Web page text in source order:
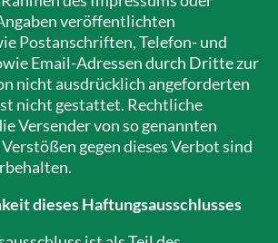
veröffentlichten
Postanschriften, Telefon- und
Email-Adressen durch Dritte zur
nicht ausdrücklich angeforderten
nicht gestattet. Rechtliche
Versender von so genannten
gegen dieses Verbot sind
dieses Haftungsausschlusses